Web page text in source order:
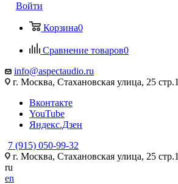
Войти
Корзина0
Сравнение товаров0
info@aspectaudio.ru
г. Москва, Стахановская улица, 25 стр.1
Вконтакте
YouTube
Яндекс.Дзен
7 (915) 050-99-32
г. Москва, Стахановская улица, 25 стр.1
ru
en